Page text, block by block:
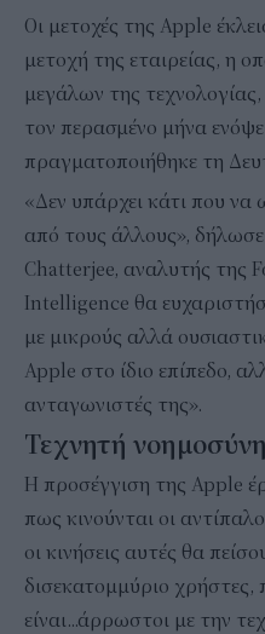
Οι μετοχές της Apple
μετοχή της εταιρείας, η
μεγάλων της
τον περασμένο μήνα
πραγματοποιήθηκε τη
«Δεν υπάρχει κάτι που
από τους άλλους»,
Chatterjee, αναλυτής της
Intelligence θα
με μικρούς αλλά
Apple στο ίδιο επίπεδο,
ανταγωνιστές της».
Τεχνητή
Η προσέγγιση της Apple
πως κινούνται οι
οι κινήσεις αυτές θα
δισεκατομμύριο χρήστες,
είναι...άρρωστοι με την